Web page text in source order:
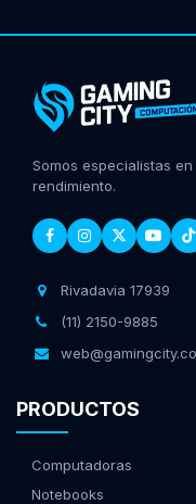
Somos especialistas
rendimiento.
Rivadavia 17939
(11) 2150-9885
PRODUCTOS
Computadoras
Notebooks